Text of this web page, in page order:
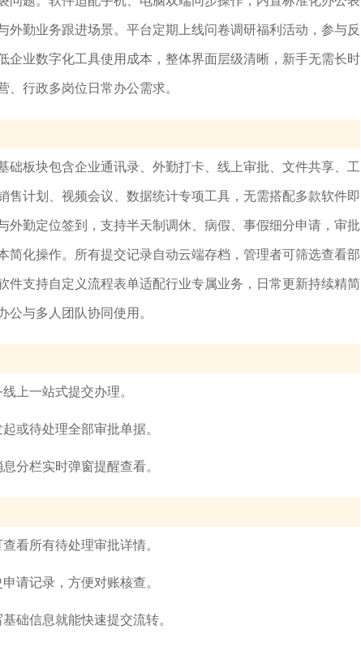
勤业务跟进场景。平台定期上线问卷调研福利活动，参与反
企业数字化工具使用成本，整体界面层级清晰，新手无需长时
行政多岗位日常办公需求。
础板块包含企业通讯录、外勤打卡、线上审批、文件共享、工
计划、视频会议、数据统计专项工具，无需搭配多款软件即
外勤定位签到，支持半天制调休、病假、事假细分申请，审批
化操作。所有提交记录自动云端存档，管理者可筛选查看部
支持自定义流程表单适配行业专属业务，日常更新持续精简
与多人团队协同使用。
上一站式提交办理。
或待处理全部审批单据。
分栏实时弹窗提醒查看。
看所有待处理审批详情。
请记录，方便对账核查。
础信息就能快速提交流转。